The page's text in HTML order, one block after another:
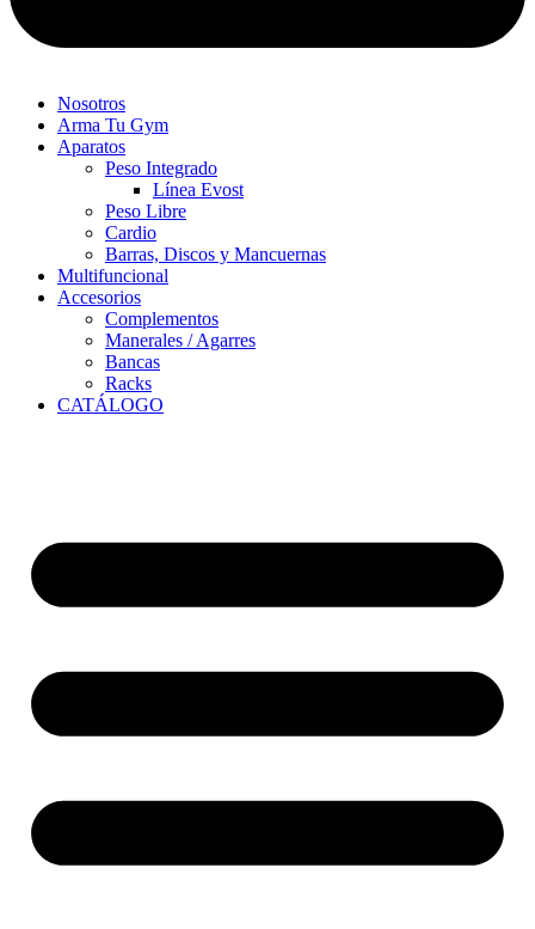
Nosotros
Arma Tu Gym
Aparatos
Peso Integrado
Línea Evost
Peso Libre
Cardio
Barras, Discos y Mancuernas
Multifuncional
Accesorios
Complementos
Manerales / Agarres
Bancas
Racks
CATÁLOGO